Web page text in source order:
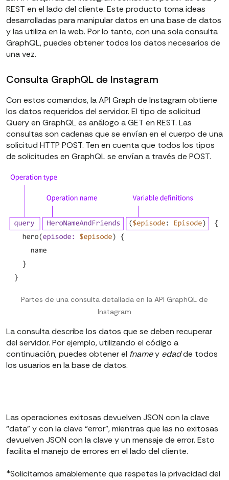
REST en el lado del cliente. Este producto toma ideas
desarrolladas para manipular datos en una base de datos
y las utiliza en la web. Por lo tanto, con una sola consulta
GraphQL, puedes obtener todos los datos necesarios de
una vez.
Consulta GraphQL de Instagram
Con estos comandos, la API Graph de Instagram obtiene
los datos requeridos del servidor. El tipo de solicitud
Query en GraphQL es análogo a GET en REST. Las
consultas son cadenas que se envían en el cuerpo de una
solicitud HTTP POST. Ten en cuenta que todos los tipos
de solicitudes en GraphQL se envían a través de POST.
Partes de una consulta detallada en la API GraphQL de
Instagram
La consulta describe los datos que se deben recuperar
del servidor. Por ejemplo, utilizando el código a
continuación, puedes obtener el fnamey edadde todos
los usuarios en la base de datos.
Las operaciones exitosas devuelven JSON con la clave
“data” y con la clave “error”, mientras que las no exitosas
devuelven JSON con la clave y un mensaje de error. Esto
facilita el manejo de errores en el lado del cliente.
*Solicitamos amablemente que respetes la privacidad del